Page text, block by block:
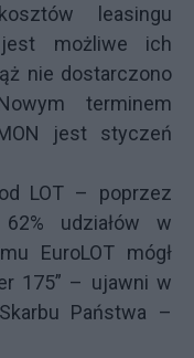
leasingu
możliwe ich
nie dostarczono
terminem
jest styczeń
LOT – poprzez
udziałów w
EuroLOT mógł
175” – ujawni w
Państwa –